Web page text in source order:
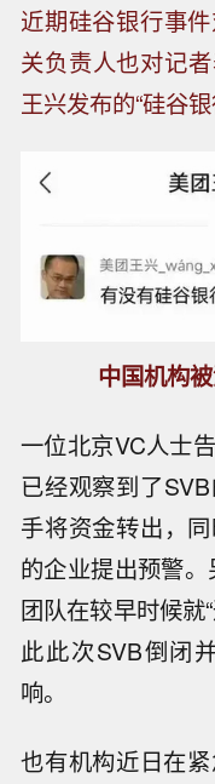
近期硅谷银行事
关负责人也对记
王兴发布的“硅谷
中国机构
一位北京VC人士
已经观察到了
手将资金转出，
的企业提出预警
团队在较早时候就
此此次SVB倒闭
响。
也有机构近日在